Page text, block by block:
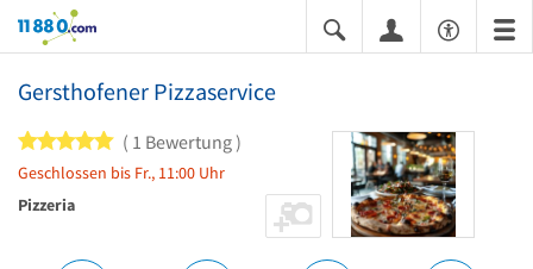
11880.com
Gersthofener Pizzaservice
5 von 5 Sternen
1 Bewertung
Geschlossen bis Fr., 11:00 Uhr
Pizzeria